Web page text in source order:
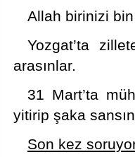
Allah birinizi
Yozgat’ta
arasınlar.
31 Mart’ta
yitirip şaka
Son kez